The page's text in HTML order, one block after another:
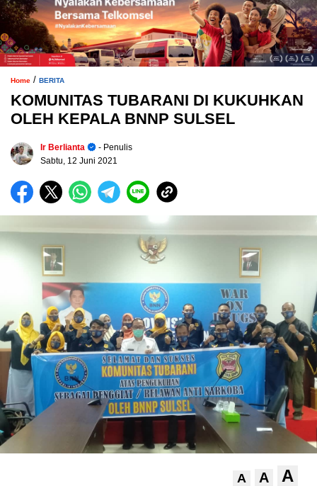
Home / BERITA
KOMUNITAS TUBARANI DI KUKUHKAN
OLEH KEPALA BNNP SULSEL
Ir Berlianta
- Penulis
Sabtu, 12 Juni 2021
A A A